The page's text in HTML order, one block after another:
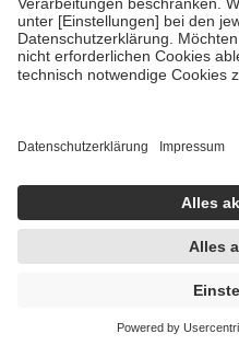
GKV getragen werden
• empfohlenen Schutzimpfungen
• Harn- und Blutteststreifen
getroffen, um sicherzustellen,
https://help.etrusted.com/hc/
Einige Bilder und Inhalte